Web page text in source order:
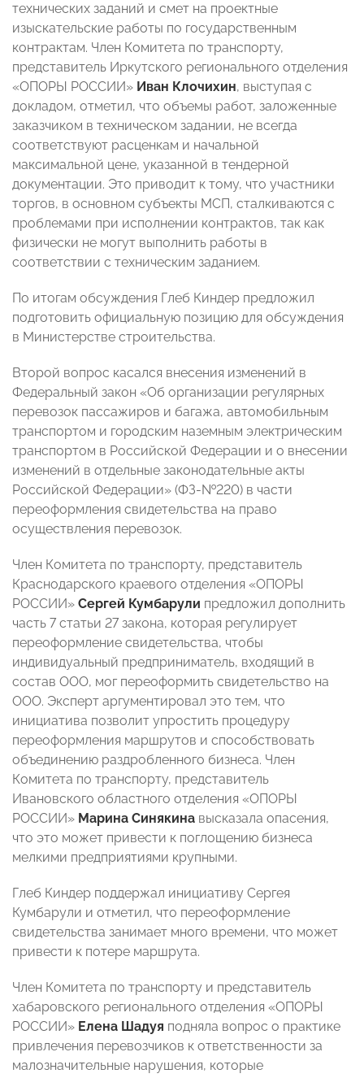
технических заданий и смет на проектные
изыскательские работы по государственным
контрактам. Член Комитета по транспорту,
представитель Иркутского регионального отделения
«ОПОРЫ РОССИИ» Иван Клочихин, выступая с
докладом, отметил, что объемы работ, заложенные
заказчиком в техническом задании, не всегда
соответствуют расценкам и начальной
максимальной цене, указанной в тендерной
документации. Это приводит к тому, что участники
торгов, в основном субъекты МСП, сталкиваются с
проблемами при исполнении контрактов, так как
физически не могут выполнить работы в
соответствии с техническим заданием.
По итогам обсуждения Глеб Киндер предложил
подготовить официальную позицию для обсуждения
в Министерстве строительства.
Второй вопрос касался внесения изменений в
Федеральный закон «Об организации регулярных
перевозок пассажиров и багажа, автомобильным
транспортом и городским наземным электрическим
транспортом в Российской Федерации и о внесении
изменений в отдельные законодательные акты
Российской Федерации» (ФЗ-№220) в части
переоформления свидетельства на право
осуществления перевозок.
Член Комитета по транспорту, представитель
Краснодарского краевого отделения «ОПОРЫ
РОССИИ» Сергей Кумбарули предложил дополнить
часть 7 статьи 27 закона, которая регулирует
переоформление свидетельства, чтобы
индивидуальный предприниматель, входящий в
состав ООО, мог переоформить свидетельство на
ООО. Эксперт аргументировал это тем, что
инициатива позволит упростить процедуру
переоформления маршрутов и способствовать
объединению раздробленного бизнеса. Член
Комитета по транспорту, представитель
Ивановского областного отделения «ОПОРЫ
РОССИИ» Марина Синякина высказала опасения,
что это может привести к поглощению бизнеса
мелкими предприятиями крупными.
Глеб Киндер поддержал инициативу Сергея
Кумбарули и отметил, что переоформление
свидетельства занимает много времени, что может
привести к потере маршрута.
Член Комитета по транспорту и представитель
хабаровского регионального отделения «ОПОРЫ
РОССИИ» Елена Шадуя подняла вопрос о практике
привлечения перевозчиков к ответственности за
малозначительные нарушения, которые